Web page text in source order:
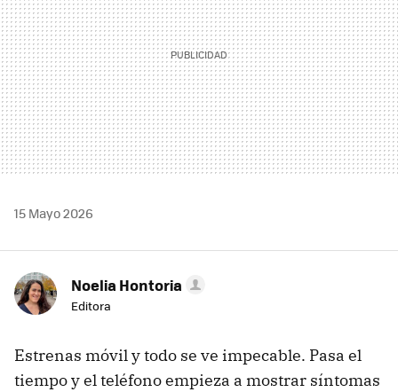
15 Mayo 2026
Noelia Hontoria
Editora
Estrenas móvil y todo se ve impecable. Pasa el
tiempo y el teléfono empieza a mostrar síntomas